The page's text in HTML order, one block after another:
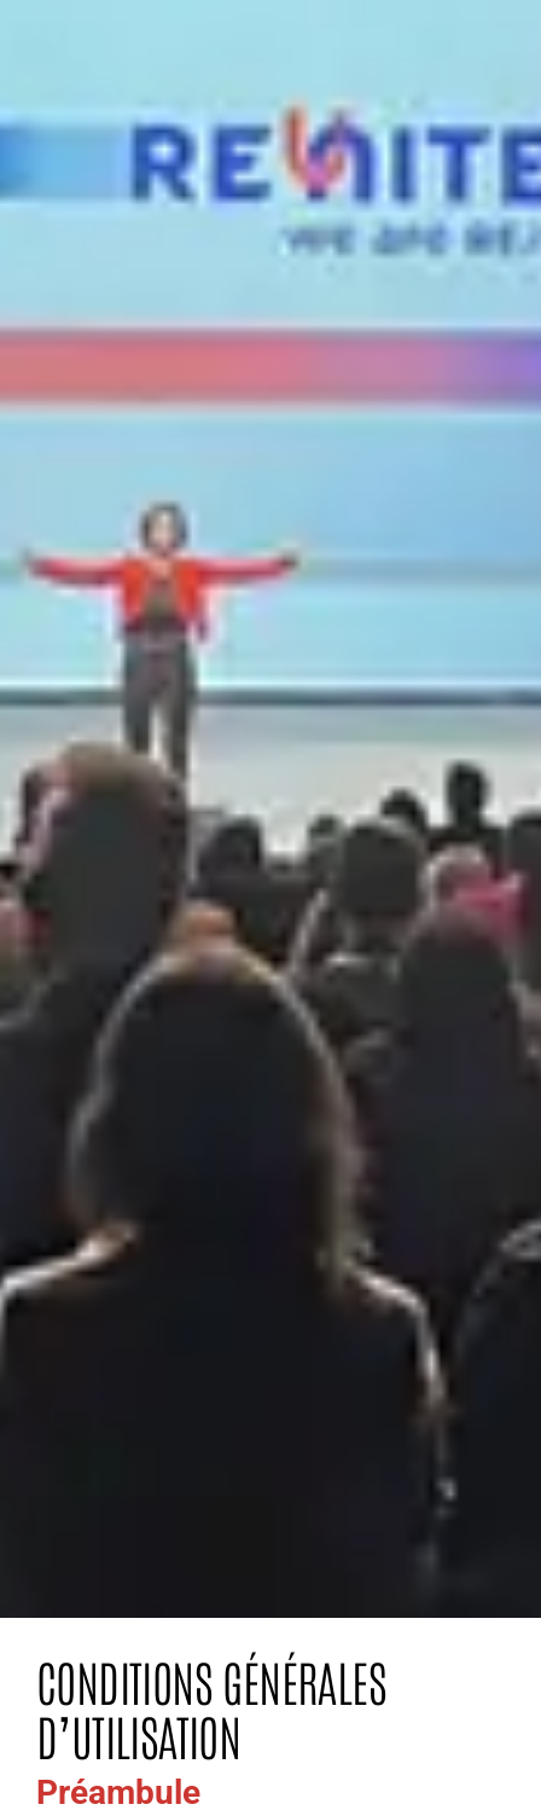
CONDITIONS GÉNÉRALES
D’UTILISATION
Préambule